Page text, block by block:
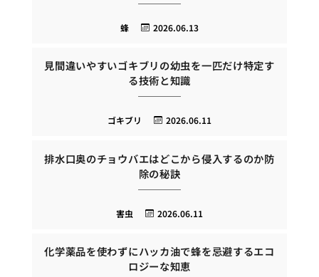
2026.06.13
蜂
見間違いやすいゴキブリの幼虫を一匹だけ特定す
る技術と知識
2026.06.11
ゴキブリ
排水口奥のチョウバエはどこから侵入するのか防
除の秘訣
2026.06.11
害虫
化学薬品を使わずにハッカ油で蜂を忌避するエコ
ロジーな知恵